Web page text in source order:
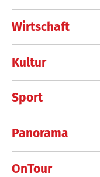
Wirtschaft
Kultur
Sport
Panorama
OnTour